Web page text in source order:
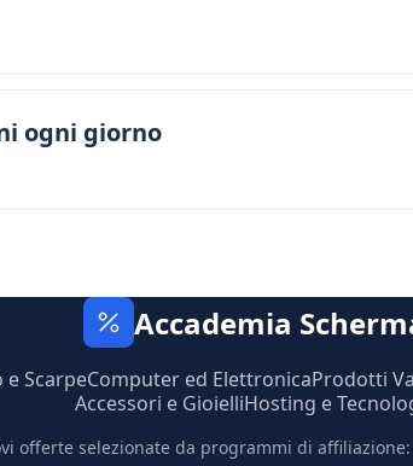
ogni giorno
Accademia
ScarpeComputer ed ElettronicaProdotti
Accessori e GioielliHosting e
offerte selezionate da programmi di